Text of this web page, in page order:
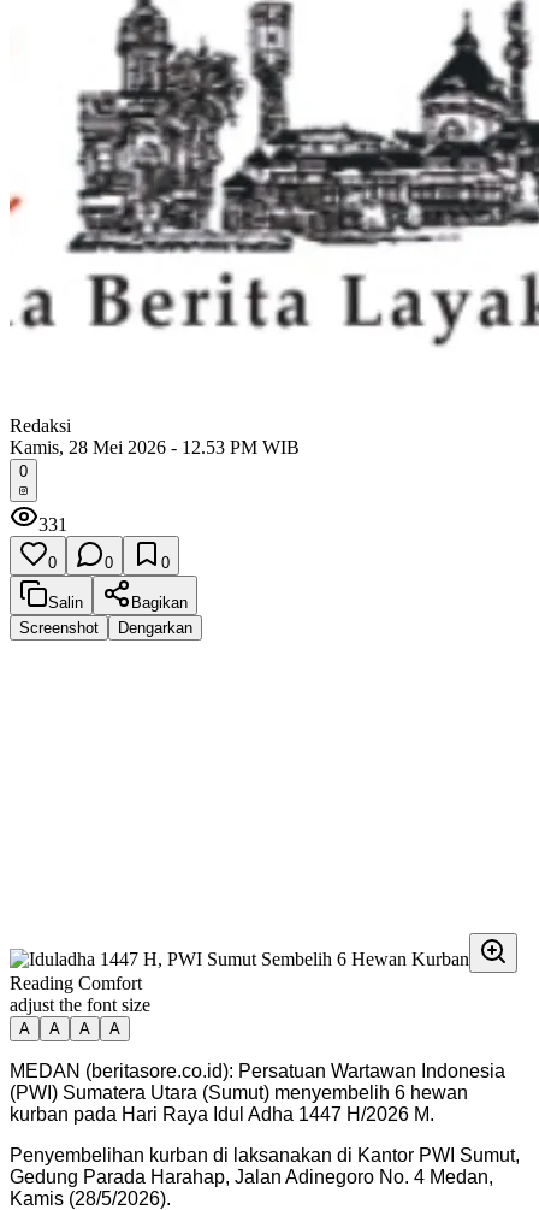
Redaksi
Kamis, 28 Mei 2026 - 12.53 PM WIB
0
331
0 0 0
Salin
Bagikan
Screenshot
Dengarkan
Reading Comfort
adjust the font size
A A A A
MEDAN (beritasore.co.id): Persatuan Wartawan Indonesia
(PWI) Sumatera Utara (Sumut) menyembelih 6 hewan
kurban pada Hari Raya Idul Adha 1447 H/2026 M.
Penyembelihan kurban di laksanakan di Kantor PWI Sumut,
Gedung Parada Harahap, Jalan Adinegoro No. 4 Medan,
Kamis (28/5/2026).